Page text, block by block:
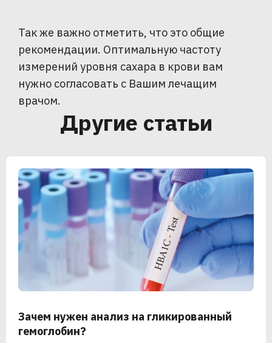
Так же важно отметить, что это общие
рекомендации. Оптимальную частоту
измерений уровня сахара в крови вам
нужно согласовать с Вашим лечащим
врачом.
Другие статьи
Зачем нужен анализ на гликированный
гемоглобин?